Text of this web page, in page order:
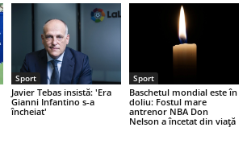
Sport
Javier Tebas insistă: 'Era
Gianni Infantino s-a
încheiat'
Sport
Baschetul mondial este în
doliu: Fostul mare
antrenor NBA Don
Nelson a încetat din viață